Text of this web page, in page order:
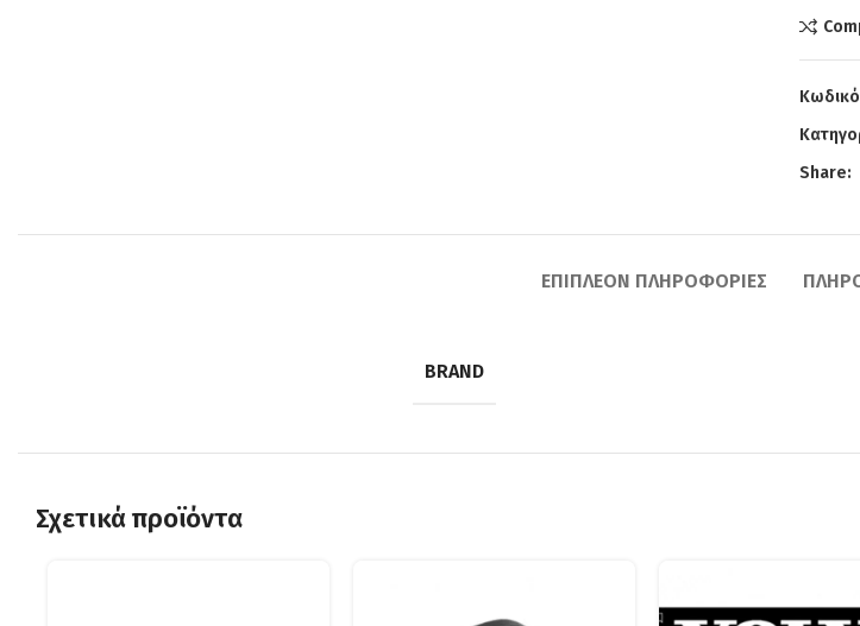
Share:
ΕΠΙΠΛΈΟΝ ΠΛΗΡΟΦΟΡΊΕΣ
BRAND
Σχετικά προϊόντα